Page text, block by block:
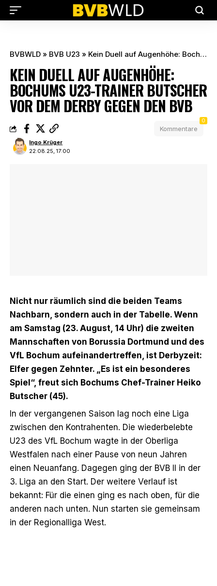
BVBWLD » BVB U23 » Kein Duell auf Augenhöhe: Bochums U23-Trainer Butscher vor dem Derby gegen den BVB
KEIN DUELL AUF AUGENHÖHE:
BOCHUMS U23-TRAINER BUTSCHER
VOR DEM DERBY GEGEN DEN BVB
22.08.25, 17:00
Ingo Krüger
Kommentare
0
Nicht nur räumlich sind die beiden Teams
Nachbarn, sondern auch in der Tabelle. Wenn
am Samstag (23. August, 14 Uhr) die zweiten
Mannschaften von Borussia Dortmund und des
VfL Bochum aufeinandertreffen, ist Derbyzeit:
Elfer gegen Zehnter. „Es ist ein besonderes
Spiel“, freut sich Bochums Chef-Trainer Heiko
Butscher (45).
In der vergangenen Saison lag noch eine Liga
zwischen den Kontrahenten. Die wiederbelebte
U23 des VfL Bochum wagte in der Oberliga
Westfalen nach einer Pause von neun Jahren
einen Neuanfang. Dagegen ging der BVB II in der
3. Liga an den Start. Der weitere Verlauf ist
bekannt: Für die einen ging es nach oben, für die
anderen nach unten. Nun starten sie gemeinsam
in der Regionalliga West.